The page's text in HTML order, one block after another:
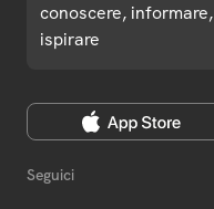
conoscere, informare,
ispirare
Seguici